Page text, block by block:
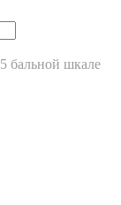
бальной шкале